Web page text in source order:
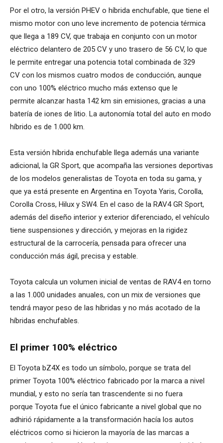
Por el otro, la versión PHEV o híbrida enchufable, que tiene el
mismo motor con uno leve incremento de potencia térmica
que llega a 189 CV, que trabaja en conjunto con un motor
eléctrico delantero de 205 CV y uno trasero de 56 CV, lo que
le permite entregar una potencia total combinada de 329
CV con los mismos cuatro modos de conducción, aunque
con uno 100% eléctrico mucho más extenso que le
permite alcanzar hasta 142 km sin emisiones, gracias a una
batería de iones de litio. La autonomía total del auto en modo
híbrido es de 1.000 km.
Esta versión híbrida enchufable llega además una variante
adicional, la GR Sport, que acompaña las versiones deportivas
de los modelos generalistas de Toyota en toda su gama, y
que ya está presente en Argentina en Toyota Yaris, Corolla,
Corolla Cross, Hilux y SW4. En el caso de la RAV4 GR Sport,
además del diseño interior y exterior diferenciado, el vehículo
tiene suspensiones y dirección, y mejoras en la rigidez
estructural de la carrocería, pensada para ofrecer una
conducción más ágil, precisa y estable.
Toyota calcula un volumen inicial de ventas de RAV4 en torno
a las 1.000 unidades anuales, con un mix de versiones que
tendrá mayor peso de las híbridas y no más acotado de la
híbridas enchufables.
El primer 100% eléctrico
El Toyota bZ4X es todo un símbolo, porque se trata del
primer Toyota 100% eléctrico fabricado por la marca a nivel
mundial, y esto no sería tan trascendente si no fuera
porque Toyota fue el único fabricante a nivel global que no
adhirió rápidamente a la transformación hacía los autos
eléctricos como si hicieron la mayoría de las marcas a